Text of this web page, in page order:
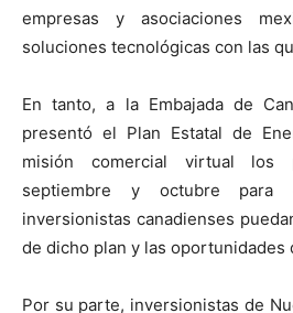
empresas y asociaciones
soluciones tecnológicas con las
En tanto, a la Embajada de
presentó el Plan Estatal de
misión comercial virtual los
septiembre y octubre para
inversionistas canadienses
de dicho plan y las oportunidades
Por su parte, inversionistas de